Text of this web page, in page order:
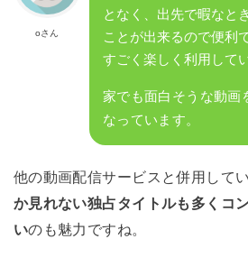
oさん
となく、出先で暇なと
ことが出来るので便利
すごく楽しく利用して
家でも面白そうな動画
なっています。
他の動画配信サービスと併用してい
か見れない独占タイトルも多くコ
いのも魅力ですね。